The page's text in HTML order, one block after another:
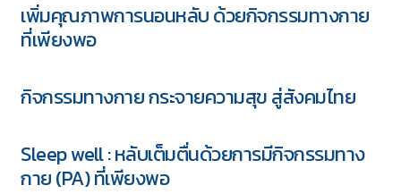
เพิ่มคุณภาพการนอนหลับ ด้วยกิจกรรมทางกาย
ที่เพียงพอ
กิจกรรมทางกาย กระจายความสุข สู่สังคมไทย
Sleep well : หลับเต็มตื่นด้วยการมีกิจกรรมทาง
กาย (PA) ที่เพียงพอ